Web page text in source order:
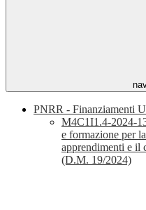
PNRR - Finanziamenti
M4C1I1.4-2024-
e formazione per
apprendimenti e il
(D.M. 19/2024)